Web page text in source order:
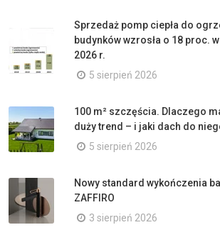
Sprzedaż pomp ciepła do
budynków wzrosła o 18 proc.
2026 r.
5 sierpień 2026
100 m² szczęścia. Dlaczego
duży trend – i jaki dach do
5 sierpień 2026
Nowy standard wykończenia
ZAFFIRO
3 sierpień 2026